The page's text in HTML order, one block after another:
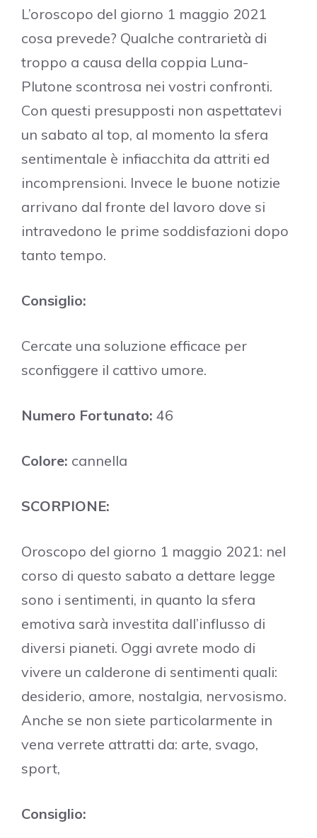
L’oroscopo del giorno 1 maggio 2021
cosa prevede? Qualche contrarietà di
troppo a causa della coppia Luna-
Plutone scontrosa nei vostri confronti.
Con questi presupposti non aspettatevi
un sabato al top, al momento la sfera
sentimentale è infiacchita da attriti ed
incomprensioni. Invece le buone notizie
arrivano dal fronte del lavoro dove si
intravedono le prime soddisfazioni dopo
tanto tempo.
Consiglio:
Cercate una soluzione efficace per
sconfiggere il cattivo umore.
Numero Fortunato: 46
Colore: cannella
SCORPIONE:
Oroscopo del giorno 1 maggio 2021: nel
corso di questo sabato a dettare legge
sono i sentimenti, in quanto la sfera
emotiva sarà investita dall’influsso di
diversi pianeti. Oggi avrete modo di
vivere un calderone di sentimenti quali:
desiderio, amore, nostalgia, nervosismo.
Anche se non siete particolarmente in
vena verrete attratti da: arte, svago,
sport,
Consiglio: